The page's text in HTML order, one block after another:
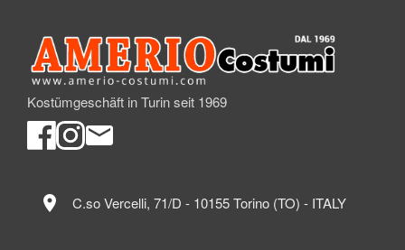
Kostümgeschäft in Turin seit 1969
location_on C.so Vercelli, 71/D - 10155 Torino (TO) - ITALY